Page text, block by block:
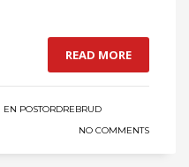
READ MORE
POSTORDREBRUD
NO COMMENTS